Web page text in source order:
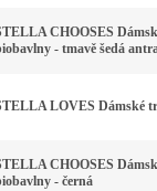
CHOOSES
- tmavě šedá
LOVES Dámské
CHOOSES
- černá